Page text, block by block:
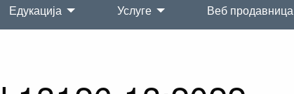
Едукација Услуге Веб продавница